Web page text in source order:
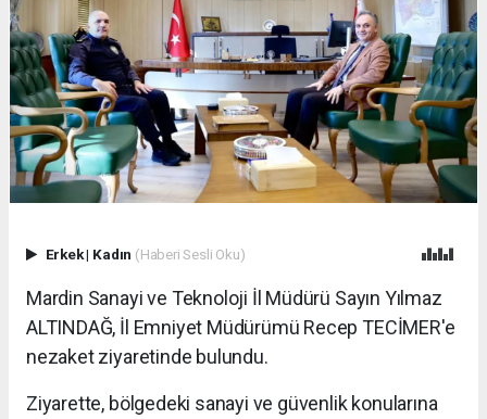
Erkek| Kadın (Haberi Sesli Oku)
Mardin Sanayi ve Teknoloji İl Müdürü Sayın Yılmaz
ALTINDAĞ, İl Emniyet Müdürümü Recep TECİMER'e
nezaket ziyaretinde bulundu.
Ziyarette, bölgedeki sanayi ve güvenlik konularına